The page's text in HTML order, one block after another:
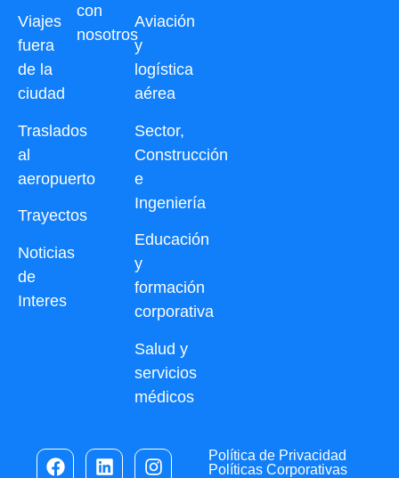
Viajes
fuera
de la
ciudad
Traslados
al
aeropuerto
Trayectos
Noticias
de
Interes
Aviación
y
logística
aérea
Sector,
Construcción
e
Ingeniería
Educación
y
formación
corporativa
Salud y
servicios
médicos
con
nosotros
Política de Privacidad
Políticas Corporativas